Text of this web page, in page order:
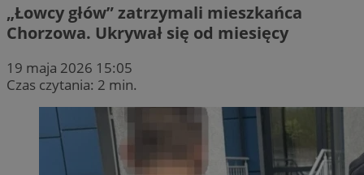
„Łowcy głów” zatrzymali mieszkańca
Chorzowa. Ukrywał się od miesięcy
19 maja 2026 15:05
Czas czytania: 2 min.